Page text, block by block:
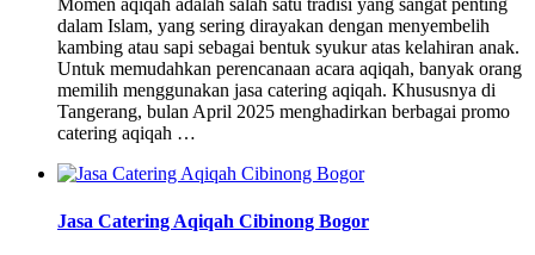
Momen aqiqah adalah salah satu tradisi yang sangat penting
dalam Islam, yang sering dirayakan dengan menyembelih
kambing atau sapi sebagai bentuk syukur atas kelahiran anak.
Untuk memudahkan perencanaan acara aqiqah, banyak orang
memilih menggunakan jasa catering aqiqah. Khususnya di
Tangerang, bulan April 2025 menghadirkan berbagai promo
catering aqiqah …
Jasa Catering Aqiqah Cibinong Bogor